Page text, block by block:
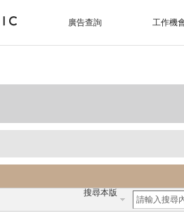
廣告查詢 工作機
搜尋本版